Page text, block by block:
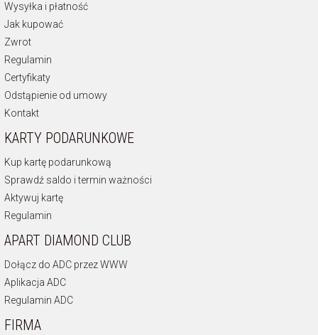
Wysyłka i płatność
Jak kupować
Zwrot
Regulamin
Certyfikaty
Odstąpienie od umowy
Kontakt
KARTY PODARUNKOWE
Kup kartę podarunkową
Sprawdź saldo i termin ważności
Aktywuj kartę
Regulamin
APART DIAMOND CLUB
Dołącz do ADC przez WWW
Aplikacja ADC
Regulamin ADC
FIRMA